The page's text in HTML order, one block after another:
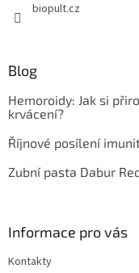
biopult.cz
Blog
Hemoroidy: Jak si
krvácení?
Říjnové posílení
Zubní pasta Dabur
Informace pro vás
Kontakty